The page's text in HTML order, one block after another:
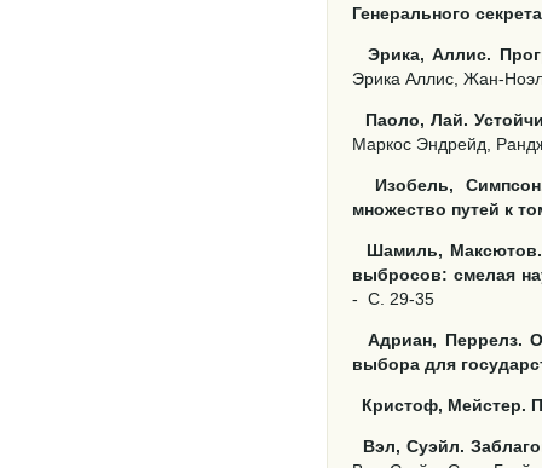
Генерального
Эрика, Аллис.
Эрика Аллис, Жан-
Паоло, Лай.
Маркос Эндрейд,
Изобель,
множество путей к
Шамиль,
выбросов: смелая
- С. 29-35
Адриан, Перрелз.
выбора для
Кристоф, Мейстер.
Вэл, Суэйл.